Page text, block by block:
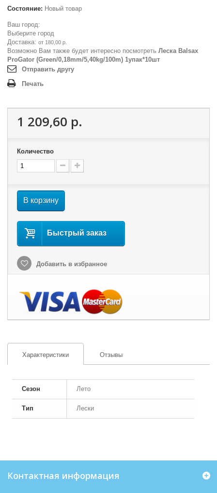
Состояние: Новый товар
Ваш город:
Выберите город
Доставка: от 180,00 р.
Возможно Вам также будет интересно посмотреть Леска Balsax
ProGator (Green/0,18mm/5,40kg/100m) 1упак*10шт
Отправить другу
Печать
1 209,60 р.
Количество
В корзину
Быстрый заказ
Добавить в избранное
Характеристики Отзывы
Сезон Лето
Тип Лески
Контактная информация